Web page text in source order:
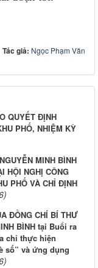
Tác giả: Ngọc Phạm Văn
QUYẾT ĐỊNH
PHỐ, NHIỆM KỲ
MINH BÌNH
HỘI NGHỊ CÔNG
PHỐ VÀ CHỈ ĐỊNH
ĐỒNG CHÍ BÍ THƯ
BÌNH tại Buổi ra
chỉ thực hiện
số” và ứng dụng